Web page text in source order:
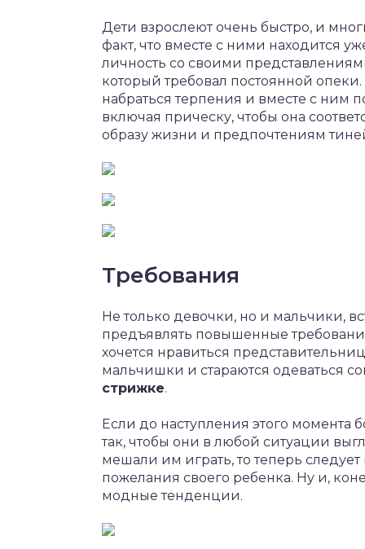
Дети взрослеют очень быстро, и
факт, что вместе с ними находится
личность со своими
который требовал постоянной опеки.
набраться терпения и вместе с ним
включая прическу, чтобы она
образу жизни и предпочтениям
Требования
Не только девочки, но и мальчики,
предъявлять повышенные
хочется нравиться
мальчишки и стараются одеваться
стрижке.
Если до наступления этого момента
так, чтобы они в любой ситуации
мешали им играть, то теперь
пожелания своего ребенка. Ну и,
модные тенденции.